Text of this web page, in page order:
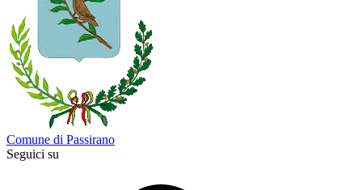
Comune di Passirano
Seguici su